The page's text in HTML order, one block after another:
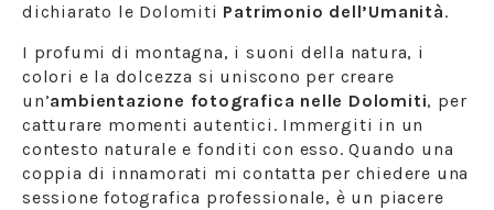
dichiarato le Dolomiti Patrimonio dell’Umanità.
I profumi di montagna, i suoni della natura, i
colori e la dolcezza si uniscono per creare
un’ambientazione fotografica nelle Dolomiti, per
catturare momenti autentici. Immergiti in un
contesto naturale e fonditi con esso. Quando una
coppia di innamorati mi contatta per chiedere una
sessione fotografica professionale, è un piacere